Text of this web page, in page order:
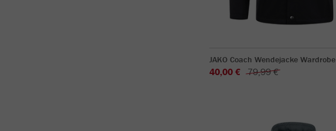
JAKO Coach Wendejacke Wardrobe
40,00 € 79,99 €